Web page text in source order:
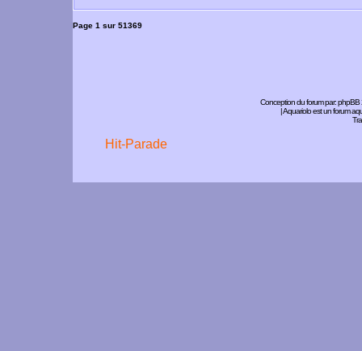
Page 1 sur 51369
Conception du forum par:phpBB
| Aquariolo est un forum